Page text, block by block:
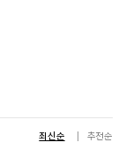
최신순 추천순